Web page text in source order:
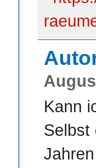
Kann
Selbst